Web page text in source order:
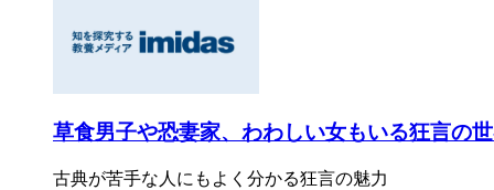
草食男子や恐妻家、わわしい女もいる狂言の
古典が苦手な人にもよく分かる狂言の魅力